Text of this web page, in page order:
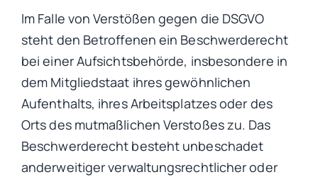
Im Falle von Verstößen gegen die DSGVO
steht den Betroffenen ein Beschwerderecht
bei einer Aufsichtsbehörde, insbesondere in
dem Mitgliedstaat ihres gewöhnlichen
Aufenthalts, ihres Arbeitsplatzes oder des
Orts des mutmaßlichen Verstoßes zu. Das
Beschwerderecht besteht unbeschadet
anderweitiger verwaltungsrechtlicher oder